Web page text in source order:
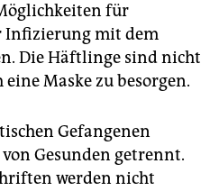
für
Infizierung mit dem
Die Häftlinge sind nicht
Maske zu besorgen.
Gefangenen
Gesunden getrennt.
werden nicht